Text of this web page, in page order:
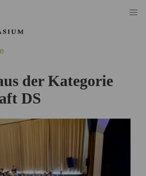
der Kategorie
DS